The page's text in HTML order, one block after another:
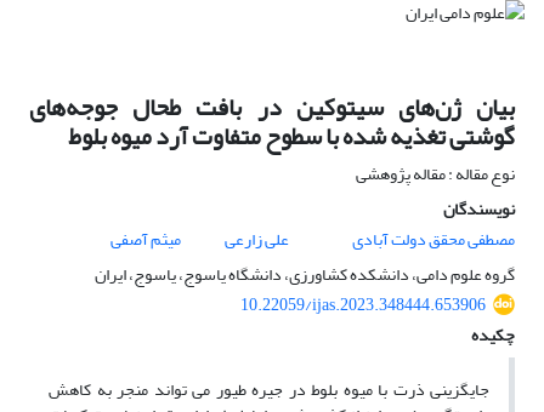
بیان ژن‌های سیتوکین در بافت طحال جوجه‌های
گوشتی تغذیه شده با سطوح متفاوت آرد میوه بلوط
نوع مقاله : مقاله پژوهشی
نویسندگان
مصطفی محقق دولت آبادی
علی زارعی
میثم آصفی
گروه علوم دامی، دانشکده کشاورزی، دانشگاه یاسوج، یاسوج، ایران
10.22059/ijas.2023.348444.653906
چکیده
جایگزینی ذرت با میوه بلوط در جیره طیور می تواند منجر به کاهش